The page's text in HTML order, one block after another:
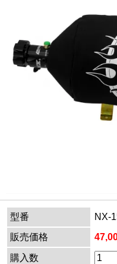
型番
NX-
販売価格
購入数